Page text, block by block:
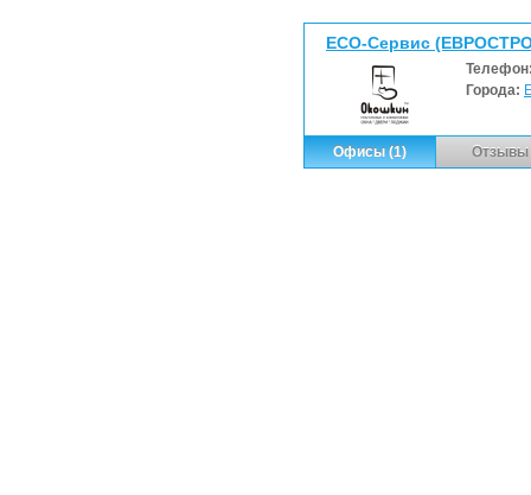
ЕСО-Сервис
Города:
Офисы (1) Отзывы